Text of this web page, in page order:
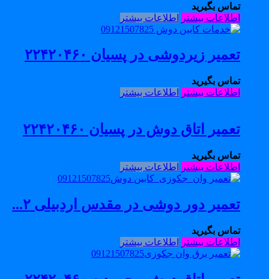
تماس بگیرید
اطلاعات بیشتر اطلاعات بیشتر
تعمیر زیردوشی در پسیان ۲۲۴۲۰۴۶۰
تماس بگیرید
اطلاعات بیشتر اطلاعات بیشتر
تعمیر اتاق دوش در پسیان ۲۲۴۲۰۴۶۰
تماس بگیرید
اطلاعات بیشتر اطلاعات بیشتر
تعمیر دور دوشی در مقدس اردبیلی ۲...
تماس بگیرید
اطلاعات بیشتر اطلاعات بیشتر